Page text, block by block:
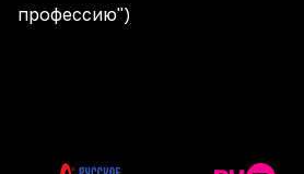
профессию")